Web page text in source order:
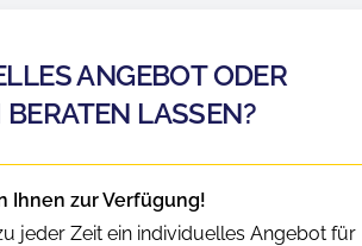
ANGEBOT ODER
LASSEN?
Ihnen zur Verfügung!
jeder Zeit ein individuelles Angebot für